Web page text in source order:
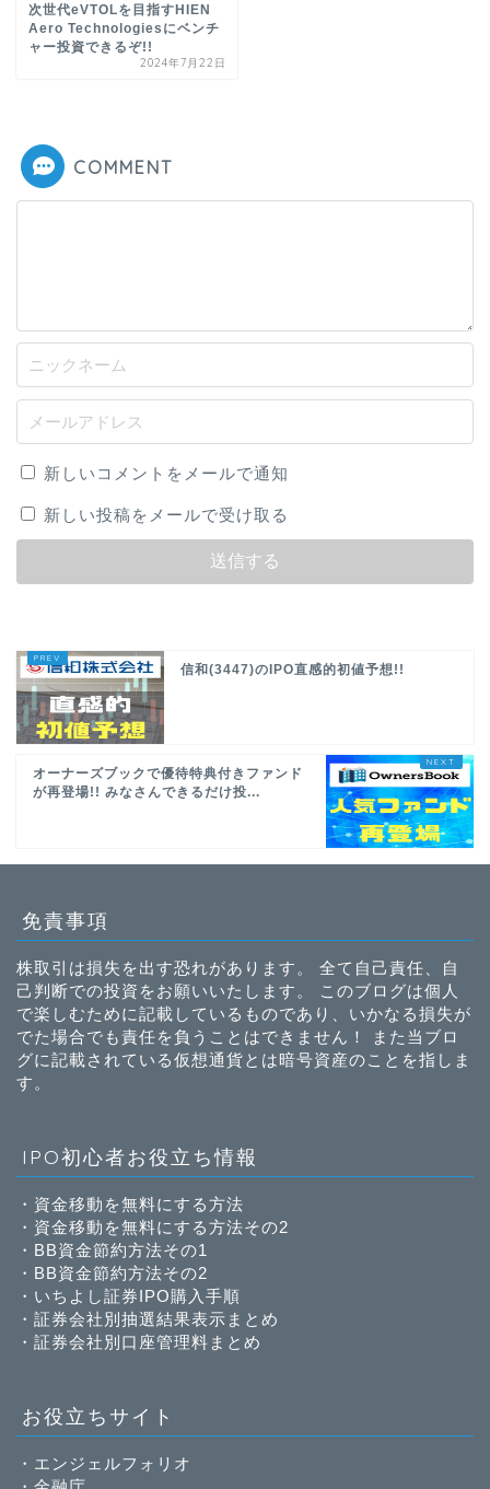
次世代eVTOLを目指すHIEN
Aero Technologiesにベンチ
ャー投資できるぞ!!
2024年7月22日
COMMENT
新しいコメントをメールで通知
新しい投稿をメールで受け取る
信和(3447)のIPO直感的初値予想!!
オーナーズブックで優待特典付きファンド
が再登場!! みなさんできるだけ投...
免責事項
株取引は損失を出す恐れがあります。 全て自己責任、自
己判断での投資をお願いいたします。 このブログは個人
で楽しむために記載しているものであり、いかなる損失が
でた場合でも責任を負うことはできません！ また当ブロ
グに記載されている仮想通貨とは暗号資産のことを指しま
す。
IPO初心者お役立ち情報
・ 資金移動を無料にする方法
・ 資金移動を無料にする方法その2
・ BB資金節約方法その1
・ BB資金節約方法その2
・ いちよし証券IPO購入手順
・ 証券会社別抽選結果表示まとめ
・ 証券会社別口座管理料まとめ
お役立ちサイト
・ エンジェルフォリオ